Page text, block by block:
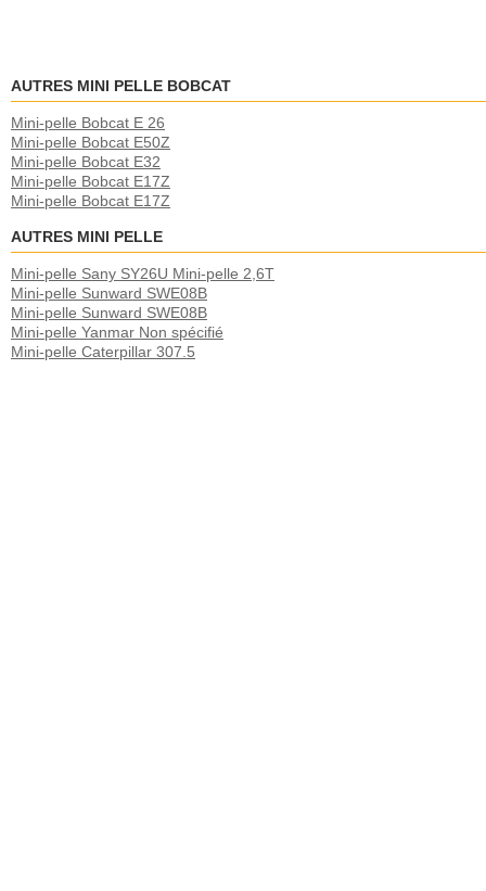
AUTRES MINI PELLE BOBCAT
Mini-pelle Bobcat E 26
Mini-pelle Bobcat E50Z
Mini-pelle Bobcat E32
Mini-pelle Bobcat E17Z
Mini-pelle Bobcat E17Z
AUTRES MINI PELLE
Mini-pelle Sany SY26U Mini-pelle 2,6T
Mini-pelle Sunward SWE08B
Mini-pelle Sunward SWE08B
Mini-pelle Yanmar Non spécifié
Mini-pelle Caterpillar 307.5